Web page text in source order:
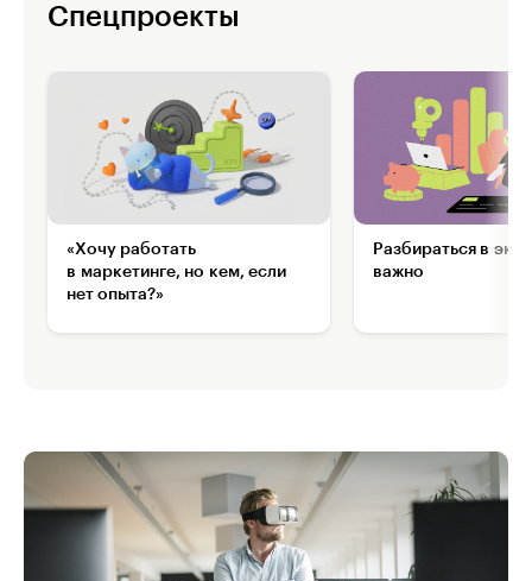
Спецпроекты
«Хочу работать
в маркетинге, но кем, если
нет опыта?»
Разбираться в
важно